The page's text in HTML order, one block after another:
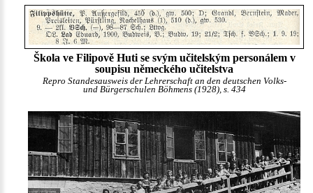
Škola ve Filipově Huti se svým učitelským personálem v
soupisu německého učitelstva
Repro Standesausweis der Lehrerschaft an den deutschen Volks-
und Bürgerschulen Böhmens (1928), s. 434